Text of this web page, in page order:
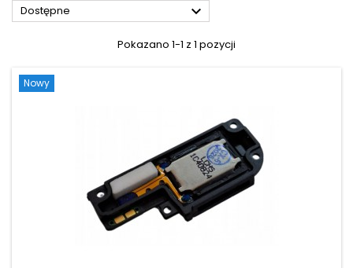
Dostępne 
Pokazano 1-1 z 1 pozycji
Nowy